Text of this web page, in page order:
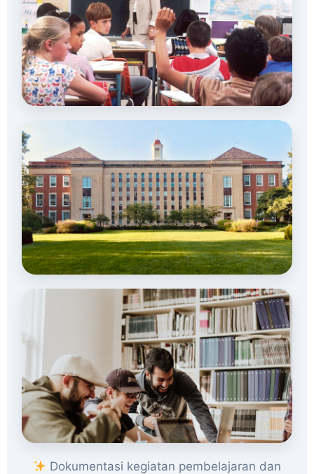
Dokumentasi kegiatan pembelajaran dan